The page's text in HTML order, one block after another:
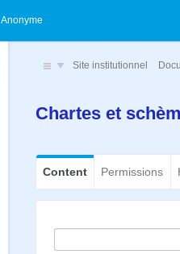
Anonyme
Site institutionnel
Chartes et
Content Permissions